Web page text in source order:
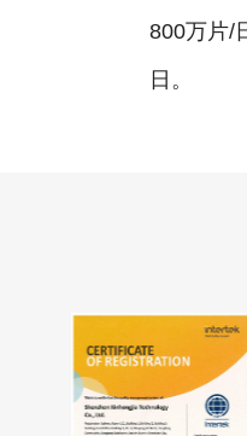
800万片/
日。